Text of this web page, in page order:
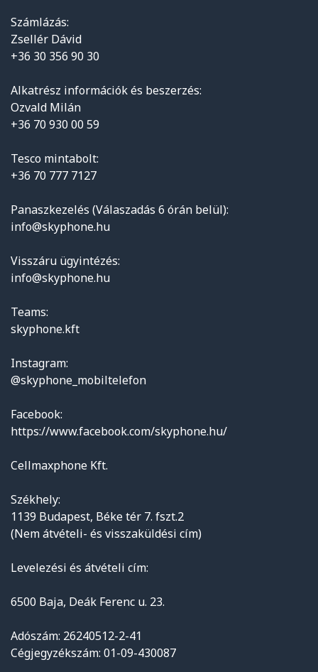
Számlázás:
Zsellér Dávid
+36 30 356 90 30
Alkatrész információk és beszerzés:
Ozvald Milán
+36 70 930 00 59
Tesco mintabolt:
+36 70 777 7127
Panaszkezelés (Válaszadás 6 órán belül):
info@skyphone.hu
Visszáru ügyintézés:
info@skyphone.hu
Teams:
skyphone.kft
Instagram:
@skyphone_mobiltelefon
Facebook:
https://www.facebook.com/skyphone.hu/
Cellmaxphone Kft.
Székhely:
1139 Budapest, Béke tér 7. fszt.2
(Nem átvételi- és visszaküldési cím)
Levelezési és átvételi cím:
6500 Baja, Deák Ferenc u. 23.
Adószám: 26240512-2-41
Cégjegyzékszám: 01-09-430087